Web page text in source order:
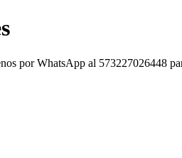
por WhatsApp al 573227026448